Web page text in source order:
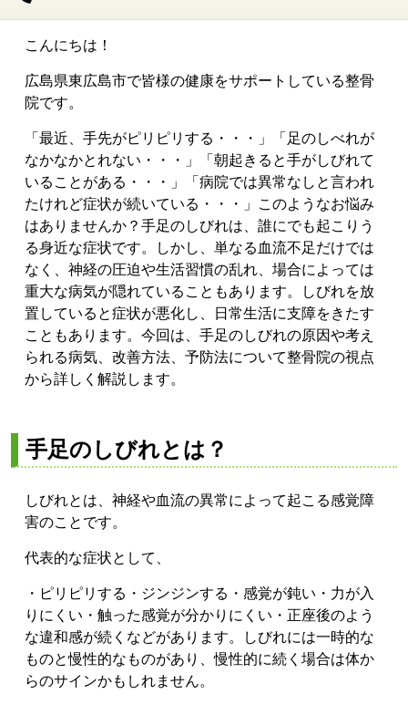
こんにちは！
広島県東広島市で皆様の健康をサポートしている整骨
院です。
「最近、手先がピリピリする・・・」
「足のしべれが
なかなかとれない・・・」
「朝起きると手がしびれて
いることがある・・・」
「病院では異常なしと言われ
たけれど症状が続いている・・・」
このようなお悩み
はありませんか？ 手足のしびれは、誰にでも起こりう
る身近な症状です。しかし、単なる血流不足だけでは
なく、神経の圧迫や生活習慣の乱れ、場合によっては
重大な病気が隠れていることもあります。
しびれを放
置していると症状が悪化し、日常生活に支障をきたす
こともあります。 今回は、手足のしびれの原因や考え
られる病気、改善方法、予防法について整骨院の視点
から詳しく解説します。
手足のしびれとは？
しびれとは、神経や血流の異常によって起こる感覚障
害のことです。
代表的な症状として、
・ピリピリする ・ジンジンする ・感覚が鈍い ・力が入
りにくい ・触った感覚が分かりにくい ・正座後のよう
な違和感が続く などがあります。
しびれには一時的な
ものと慢性的なものがあり、慢性的に続く場合は体か
らのサインかもしれません。